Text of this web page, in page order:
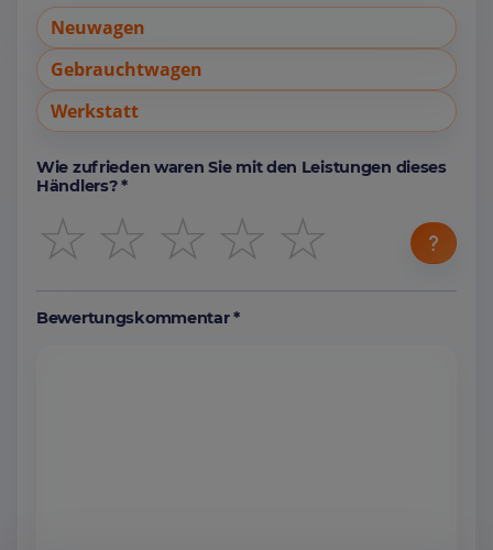
Neuwagen
Gebrauchtwagen
Werkstatt
Wie zufrieden waren Sie mit den Leistungen dieses
Händlers? *
☆
☆
☆
☆
☆
Bewertungskommentar *